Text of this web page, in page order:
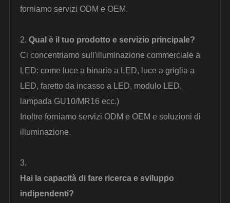
forniamo servizi ODM e OEM.
2. Qual è il tuo prodotto e servizio principale?
Ci concentriamo sull'illuminazione commerciale a
LED: come luce a binario a LED, luce a griglia a
LED, faretto da incasso a LED, modulo LED,
lampada GU10/MR16 ecc.)
Inoltre forniamo servizi ODM e OEM e soluzioni di
illuminazione.
3.
Hai la capacità di fare ricerca e sviluppo
indipendenti?